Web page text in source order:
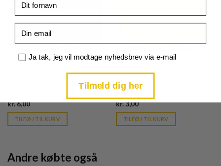
Seviper - 128/198 - Reverse
kr.6,00Current
is:
kr. 39,95.
TILFØJ TIL KURV
Silicobra - 119/198
kr.3,00Current
is:
kr. 39,95.
TILFØJ TIL KURV
Andre købte også
Samtykke
Ja tak, jeg vil modtage nyhedsbrev via e-mail
Tilmeld dig her